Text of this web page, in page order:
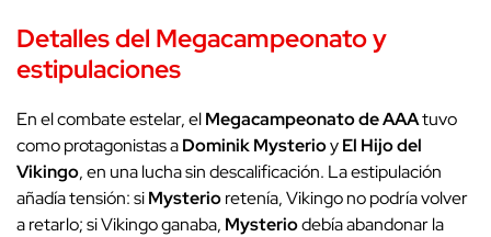
Detalles del Megacampeonato y
estipulaciones
En el combate estelar, elMegacampeonato de AAAtuvo
como protagonistas aDominik MysterioyEl Hijo del
Vikingo, en una lucha sin descalificación. La estipulación
añadía tensión: siMysterioretenía, Vikingo no podría volver
a retarlo; si Vikingo ganaba, Mysteriodebía abandonar la